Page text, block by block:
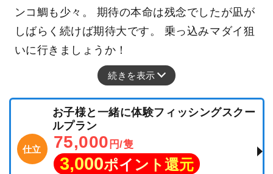
ンコ鯛も少々。 期待の本命は残念でしたが凪が
しばらく続けば期待大です。 乗っ込みマダイ狙
いに行きましょうか！
続きを表示
仕立
お子様と一緒に体験フィッシングスクー
ルプラン
75,000 円/隻
3,000ポイント還元